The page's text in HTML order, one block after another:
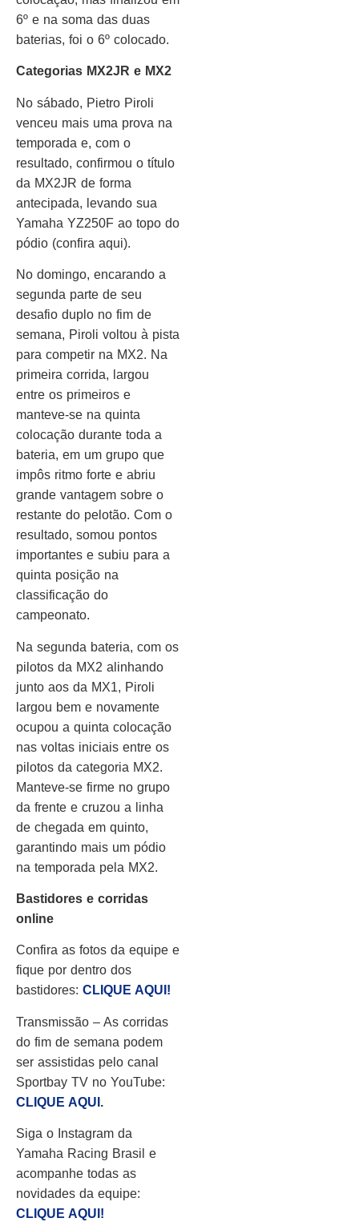
6º e na soma das duas
baterias, foi o 6º colocado.
Categorias MX2JR e MX2
No sábado, Pietro Piroli
venceu mais uma prova na
temporada e, com o
resultado, confirmou o título
da MX2JR de forma
antecipada, levando sua
Yamaha YZ250F ao topo do
pódio (confira aqui).
No domingo, encarando a
segunda parte de seu
desafio duplo no fim de
semana, Piroli voltou à pista
para competir na MX2. Na
primeira corrida, largou
entre os primeiros e
manteve-se na quinta
colocação durante toda a
bateria, em um grupo que
impôs ritmo forte e abriu
grande vantagem sobre o
restante do pelotão. Com o
resultado, somou pontos
importantes e subiu para a
quinta posição na
classificação do
campeonato.
Na segunda bateria, com os
pilotos da MX2 alinhando
junto aos da MX1, Piroli
largou bem e novamente
ocupou a quinta colocação
nas voltas iniciais entre os
pilotos da categoria MX2.
Manteve-se firme no grupo
da frente e cruzou a linha
de chegada em quinto,
garantindo mais um pódio
na temporada pela MX2.
Bastidores e corridas
online
Confira as fotos da equipe e
fique por dentro dos
bastidores: CLIQUE AQUI!
Transmissão – As corridas
do fim de semana podem
ser assistidas pelo canal
Sportbay TV no YouTube:
CLIQUE AQUI .
Siga o Instagram da
Yamaha Racing Brasil e
acompanhe todas as
novidades da equipe:
CLIQUE AQUI!